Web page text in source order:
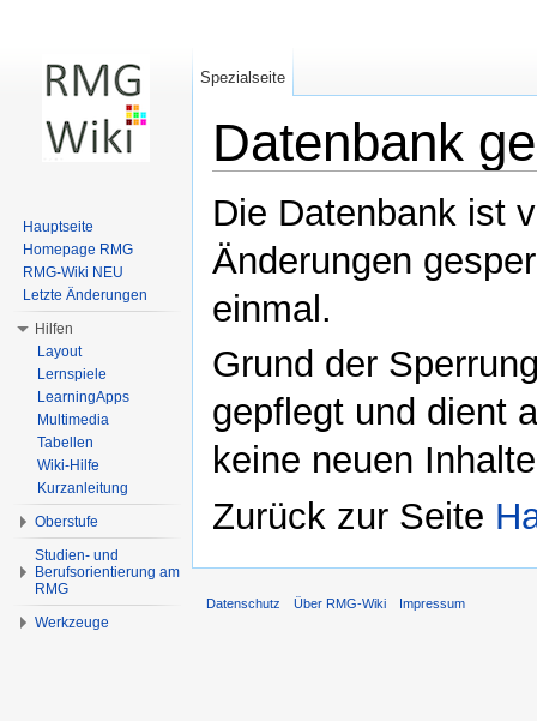
Datenbank
Die Datenbank ist
Änderungen
einmal.
Grund der
gepflegt und dient
keine neuen
Zurück zur Seite
Spezialseite
Hauptseite
Homepage RMG
RMG-Wiki NEU
Letzte Änderungen
Hilfen
Layout
Lernspiele
LearningApps
Multimedia
Tabellen
Wiki-Hilfe
Kurzanleitung
Oberstufe
Studien- und
Berufsorientierung am
RMG
Werkzeuge
Datenschutz Über RMG-Wiki Impressum